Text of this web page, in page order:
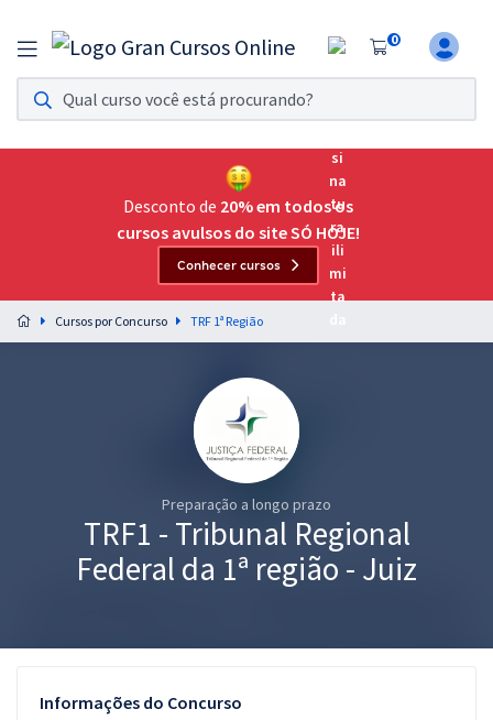
0
Assinatura Ilimitada 11
Acesso a todos os cursos. Teste grátis por 7 dias!
Assinatura OAB Até Passar
Acesso ilimitado a toda preparação para o Exame da
Preparação completa e intensiva para as principais
residências em saúde do Brasil
Graduação
Desconto de 20% em todos os
cursos avulsos do site SÓ HOJE!
Conhecer cursos
Cursos por Concurso TRF 1ª Região
Preparação a longo prazo
TRF1 - Tribunal Regional
Federal da 1ª região - Juiz
Informações do Concurso